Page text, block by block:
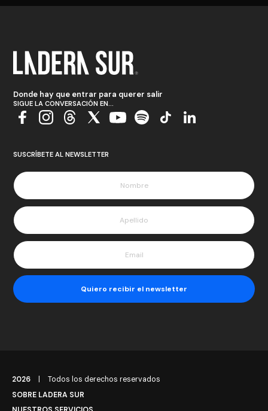
Donde hay que entrar para querer salir
SIGUE LA CONVERSACIÓN EN...
SUSCRÍBETE AL NEWSLETTER
2026
Todos los derechos reservados
SOBRE LADERA SUR